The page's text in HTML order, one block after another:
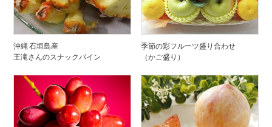
沖縄 石垣島産
王滝さんのスナックパイン
季節の彩フルーツ盛り合わせ
（かご盛り）